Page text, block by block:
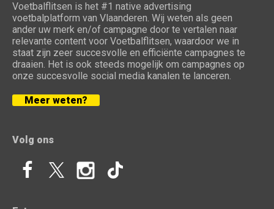
Voetbalflitsen is het #1 native advertising
voetbalplatform van Vlaanderen. Wij weten als geen
ander uw merk en/of campagne door te vertalen naar
relevante content voor Voetbalflitsen, waardoor we in
staat zijn zeer succesvolle en efficiënte campagnes te
draaien. Het is ook steeds mogelijk om campagnes op
onze succesvolle social media kanalen te lanceren.
Meer weten?
Volg ons